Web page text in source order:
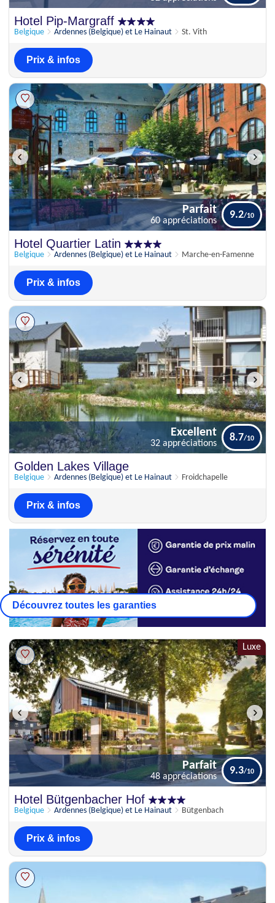
52 appréciations
Hotel Pip-Margraff
Belgique Ardennes (Belgique) et Le Hainaut St. Vith
Prix & infos
60 appréciations
Hotel Quartier Latin
Belgique Ardennes (Belgique) et Le Hainaut Marche-en-Famenne
Parfait
60 appréciations
9.2
Prix & infos
32 appréciations
Golden Lakes Village
Belgique Ardennes (Belgique) et Le Hainaut Froidchapelle
Excellent
32 appréciations
8.7
Prix & infos
Découvrez toutes les garanties
Luxe
Parfait
48 appréciations
Hotel Bütgenbacher Hof
Belgique Ardennes (Belgique) et Le Hainaut Bütgenbach
Parfait
48 appréciations
9.3
Prix & infos